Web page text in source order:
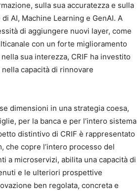
sulla sua accuratezza e sulla
AI, Machine Learning e GenAI. A
di aggiungere nuovi layer, come
con un forte miglioramento
sua interezza, CRIF ha investito
capacità di rinnovare
dimensioni in una strategia coesa,
per la banca e per l’intero sistema
distintivo di CRIF è rappresentato
che copre l’intero processo del
a microservizi, abilita una capacità di
e le ulteriori prospettive
ben regolata, concreta e